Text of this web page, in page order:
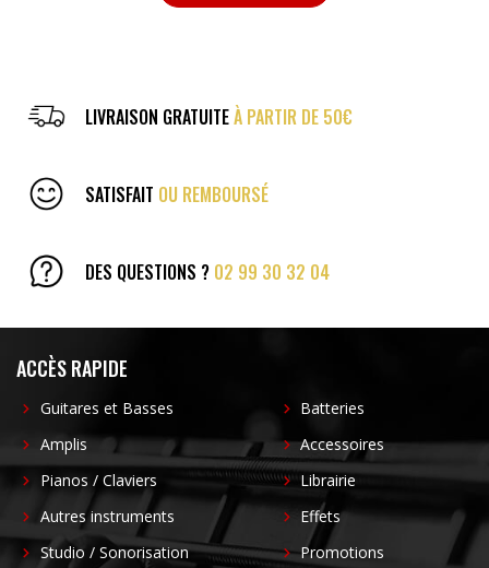
LIVRAISON GRATUITEÀ PARTIR DE 50€
SATISFAIT OU REMBOURSÉ
DES QUESTIONS ? 02 99 30 32 04
ACCÈS RAPIDE
Guitares et Basses
Amplis
Pianos / Claviers
Autres instruments
Studio / Sonorisation
Batteries
Accessoires
Librairie
Effets
Promotions